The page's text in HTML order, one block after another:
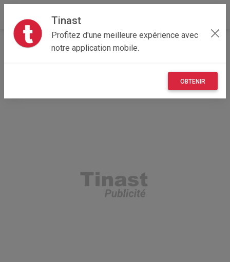
Tinast
Profitez d'une meilleure expérience avec
notre application mobile.
OBTENIR
Accueil Recherche
Hauts-de-France